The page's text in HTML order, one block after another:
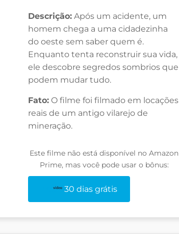
Descrição: Após um acidente, um
homem chega a uma cidadezinha
do oeste sem saber quem é.
Enquanto tenta reconstruir sua vida,
ele descobre segredos sombrios que
podem mudar tudo.
Fato: O filme foi filmado em locações
reais de um antigo vilarejo de
mineração.
Este filme não está disponível no Amazon
Prime, mas você pode usar o bônus:
30 dias grátis